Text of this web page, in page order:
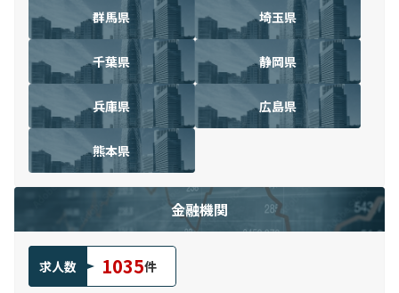
群馬県 埼玉県
千葉県 静岡県
兵庫県 広島県
熊本県
金融機関
求人数 1035件